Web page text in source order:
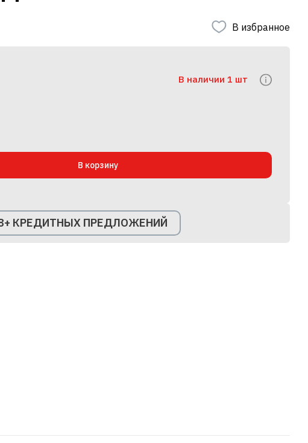
В избранное
В наличии 1 шт
В корзину
КРЕДИТНЫХ ПРЕДЛОЖЕНИЙ